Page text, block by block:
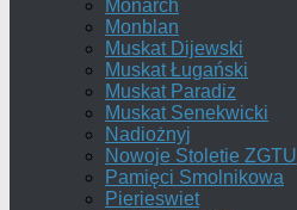
Monarch
Monblan
Muskat Dijewski
Muskat Ługański
Muskat Paradiz
Muskat Senekwicki
Nadiożnyj
Nowoje Stoletie ZGTU
Pamięci Smolnikowa
Pierieswiet